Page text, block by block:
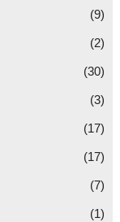
(9)
(2)
(30)
(3)
(17)
(17)
(7)
(1)